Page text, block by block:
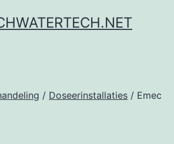
/ Doseerinstallaties / Emec